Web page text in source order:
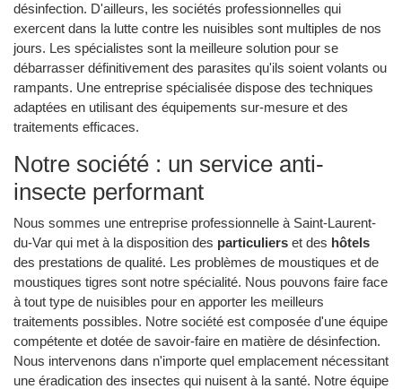
désinfection. D'ailleurs, les sociétés professionnelles qui
exercent dans la lutte contre les nuisibles sont multiples de nos
jours. Les spécialistes sont la meilleure solution pour se
débarrasser définitivement des parasites qu'ils soient volants ou
rampants. Une entreprise spécialisée dispose des techniques
adaptées en utilisant des équipements sur-mesure et des
traitements efficaces.
Notre société : un service anti-
insecte performant
Nous sommes une entreprise professionnelle à Saint-Laurent-
du-Var qui met à la disposition des particuliers et des hôtels
des prestations de qualité. Les problèmes de moustiques et de
moustiques tigres sont notre spécialité. Nous pouvons faire face
à tout type de nuisibles pour en apporter les meilleurs
traitements possibles. Notre société est composée d'une équipe
compétente et dotée de savoir-faire en matière de désinfection.
Nous intervenons dans n'importe quel emplacement nécessitant
une éradication des insectes qui nuisent à la santé. Notre équipe